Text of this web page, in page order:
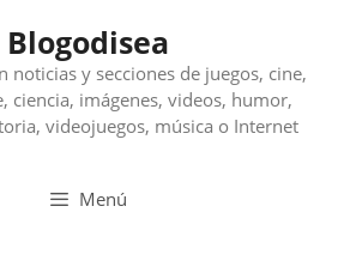
Blogodisea
noticias y secciones de juegos, cine,
ciencia, imágenes, videos, humor,
videojuegos, música o Internet
Menú